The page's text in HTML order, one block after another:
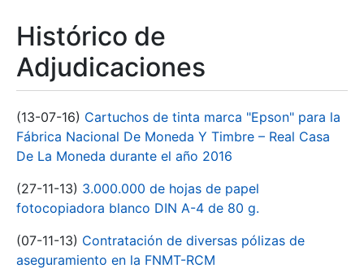
Histórico de
Adjudicaciones
(13-07-16) Cartuchos de tinta marca "Epson" para la
Fábrica Nacional De Moneda Y Timbre – Real Casa
De La Moneda durante el año 2016
(27-11-13) 3.000.000 de hojas de papel
fotocopiadora blanco DIN A-4 de 80 g.
(07-11-13) Contratación de diversas pólizas de
aseguramiento en la FNMT-RCM